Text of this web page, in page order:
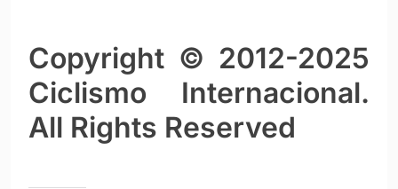
Copyright © 2012-2025
Ciclismo Internacional.
All Rights Reserved